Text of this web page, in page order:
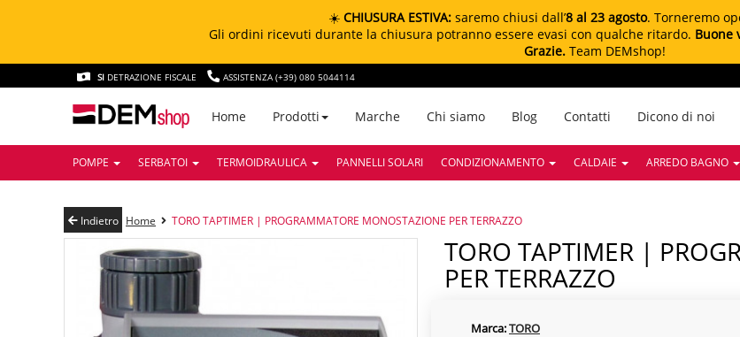
☀️ CHIUSURA ESTIVA: saremo chiusi dall’8 al 23 agosto. Torneremo
Gli ordini ricevuti durante la chiusura potranno essere evasi con qualche ritardo. Buone
Grazie. Team DEMshop!
SI DETRAZIONE FISCALE ASSISTENZA (+39) 080 5044114
Home Prodotti Marche Chi siamo Blog Contatti Dicono di noi
POMPE SERBATOI TERMOIDRAULICA PANNELLI SOLARI CONDIZIONAMENTO CALDAIE ARREDO BAGNO
Indietro Home TORO TAPTIMER | PROGRAMMATORE MONOSTAZIONE PER TERRAZZO
TORO TAPTIMER | PROGRAMMATORE MONOSTAZIONE
PER TERRAZZO
Marca:TORO